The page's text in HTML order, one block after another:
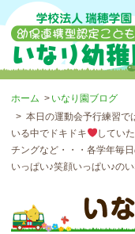
ホーム
いなり園ブログ
本日の運動会予行練習で
いる中でドキドキ
してい
チングなど・・・各学年毎
いっぱい♪笑顔いっぱい♪の